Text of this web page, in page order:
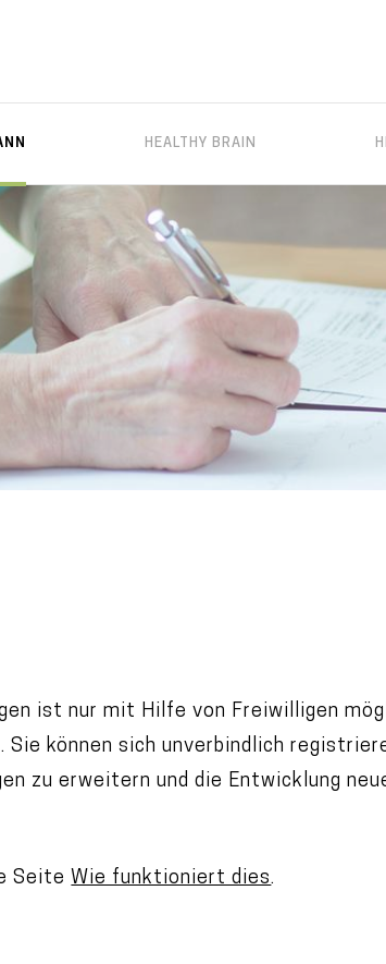
HEALTHY BRAIN
ist nur mit Hilfe von Freiwilligen
können sich unverbindlich
zu erweitern und die Entwicklung
Seite Wie funktioniert dies.